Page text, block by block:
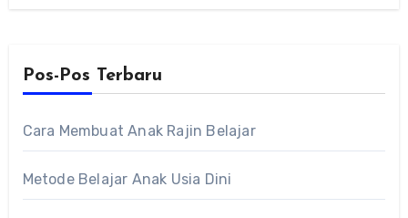
Pos-Pos Terbaru
Cara Membuat Anak Rajin Belajar
Metode Belajar Anak Usia Dini